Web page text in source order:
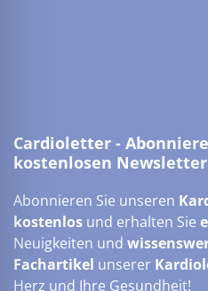
Cardioletter -
kostenlosen
Abonnieren Sie unseren
kostenlos und erhalten Sie
Neuigkeiten und
Fachartikel unserer
Herz und Ihre Gesundheit!